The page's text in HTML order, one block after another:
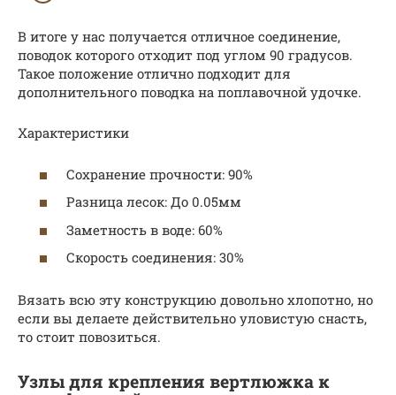
В итоге у нас получается отличное соединение,
поводок которого отходит под углом 90 градусов.
Такое положение отлично подходит для
дополнительного поводка на поплавочной удочке.
Характеристики
Сохранение прочности: 90%
Разница лесок: До 0.05мм
Заметность в воде: 60%
Скорость соединения: 30%
Вязать всю эту конструкцию довольно хлопотно, но
если вы делаете действительно уловистую снасть,
то стоит повозиться.
Узлы для крепления вертлюжка к